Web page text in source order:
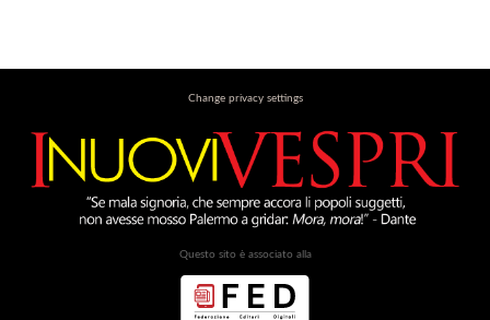
Change privacy settings
Questo sito è associato alla